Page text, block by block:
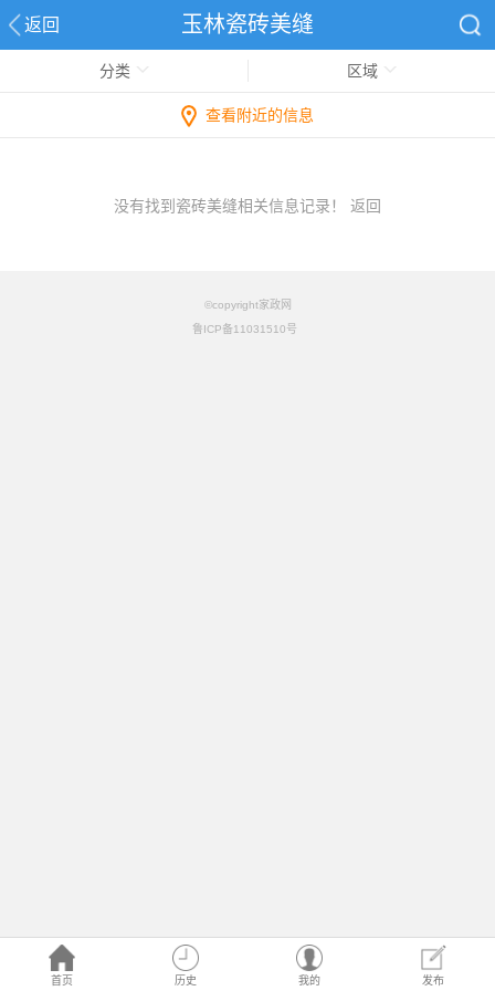
返回 玉林瓷砖美缝
首页 历史 我的 发布
分类 区域
查看附近的信息
没有找到瓷砖美缝相关信息记录！ 返回
©copyright家政网
鲁ICP备11031510号